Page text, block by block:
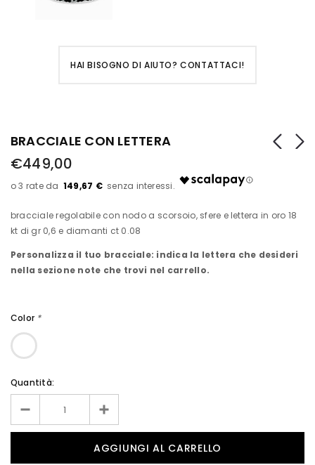
HAI BISOGNO DI AIUTO? CONTATTACI!
BRACCIALE CON LETTERA
€449,00
149,67 €
bracciale regolabile con nodo a scorsoio, sfere e lettera in oro 18
kt di gr 0,6 e diamanti ct 0.08
Personalizza il tuo bracciale: indica la lettera che desideri
nella sezione note che trovi nel carrello.
Color *
Quantità: